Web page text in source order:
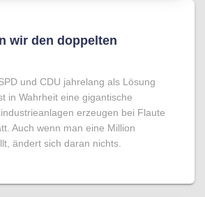
wir den doppelten
und CDU jahrelang als Lösung
in Wahrheit eine gigantische
erzeugen bei Flaute
Auch wenn man eine Million
ändert sich daran nichts.